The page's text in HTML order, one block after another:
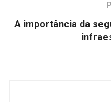
A importância da